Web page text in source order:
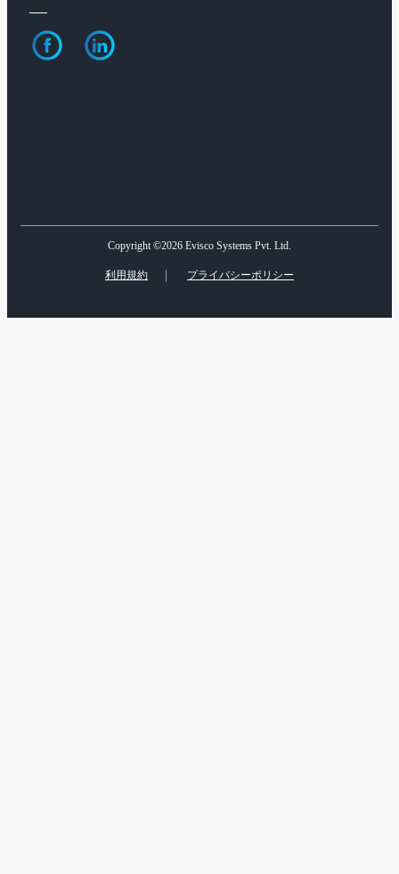
Copyright ©2026 Evisco Systems Pvt. Ltd.
利用規約 プライバシーポリシー